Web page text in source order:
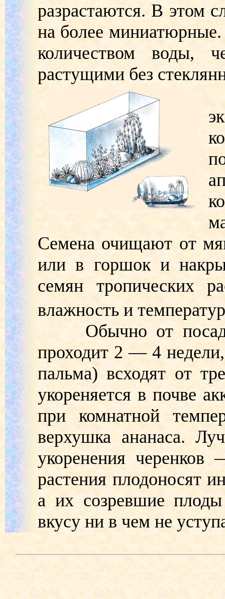
разрастаются. В этом
на более
количеством воды,
растущими без
Семена очищают от
или в горшок и
семян тропических
влажность и
Обычно от
проходит 2 — 4
пальма) всходят от
укореняется в почве
при комнатной
верхушка ананаса.
укоренения
растения плодоносят
а их созревшие
вкусу ни в чем не